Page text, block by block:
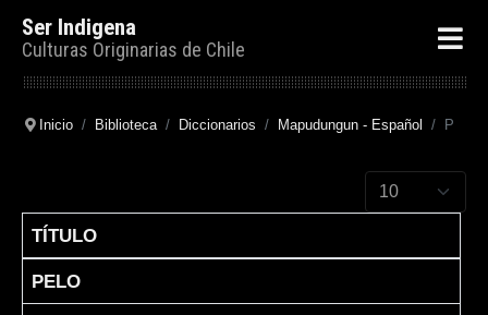
Ser Indigena
Culturas Originarias de Chile
Inicio Biblioteca Diccionarios Mapudungun - Español P
Cantidad a
TÍTULO
PELO